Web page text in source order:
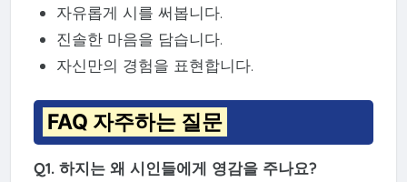
자유롭게 시를 써봅니다.
진솔한 마음을 담습니다.
자신만의 경험을 표현합니다.
FAQ 자주하는 질문
Q1. 하지는 왜 시인들에게 영감을 주나요?